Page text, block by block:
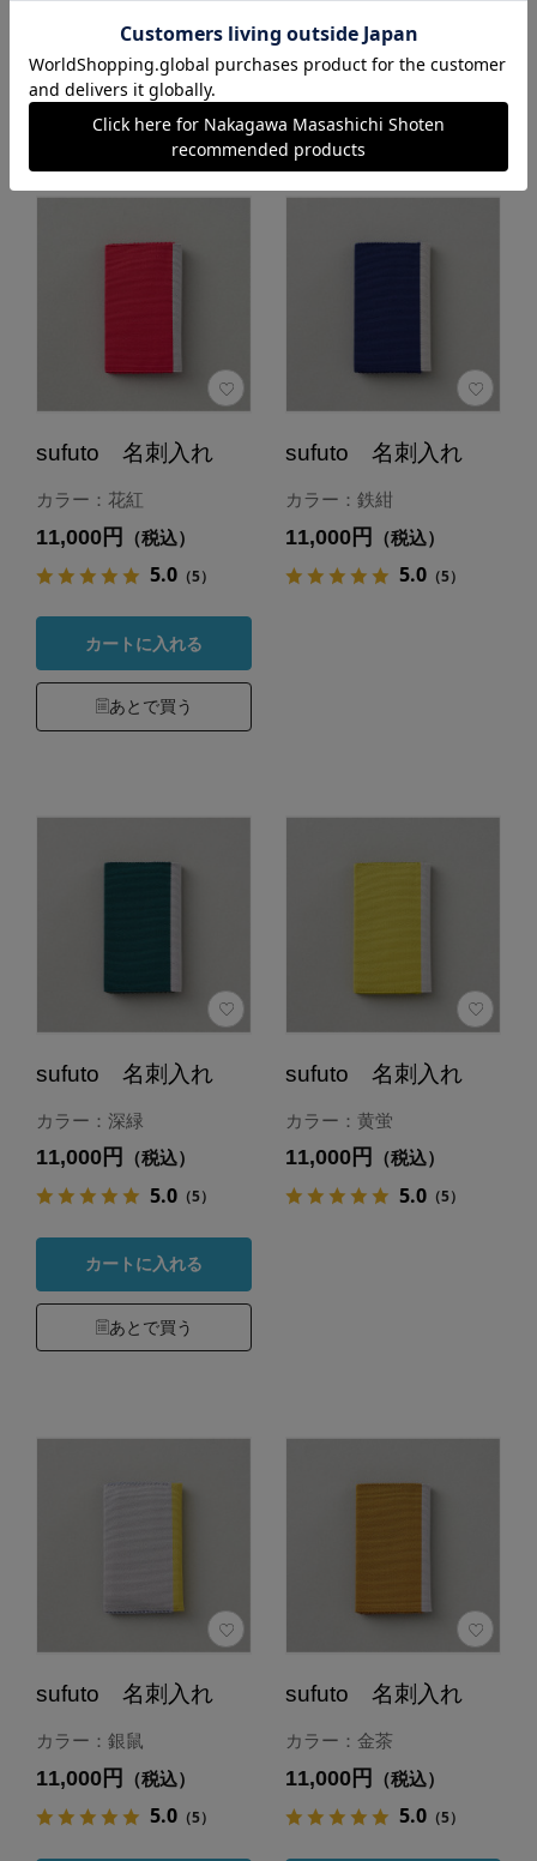
カートに入れる
あとで買う
sufuto 名刺入れ
カラー：花紅
11,000円 （税込）
5.0（5）
カートに入れる
あとで買う
sufuto 名刺入れ
カラー：鉄紺
11,000円 （税込）
5.0（5）
sufuto 名刺入れ
カラー：深緑
11,000円 （税込）
5.0（5）
カートに入れる
あとで買う
sufuto 名刺入れ
カラー：黄蛍
11,000円 （税込）
5.0（5）
sufuto 名刺入れ
カラー：銀鼠
11,000円 （税込）
5.0（5）
sufuto 名刺入れ
カラー：金茶
11,000円 （税込）
5.0（5）